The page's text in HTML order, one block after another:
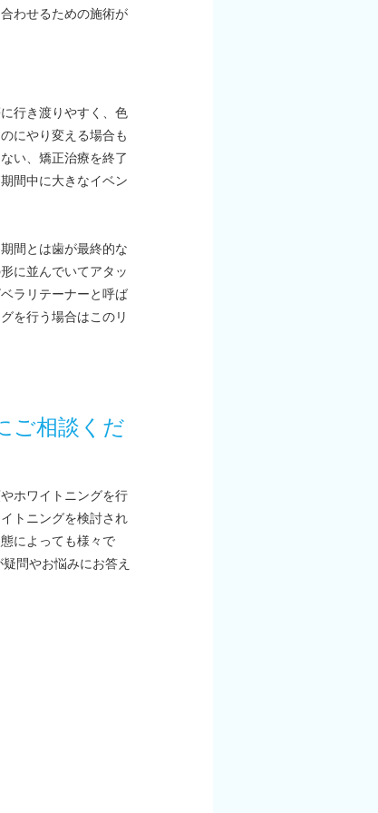
わせるための施術が
行き渡りやすく、色
にやり変える場合も
い、矯正治療を終了
間中に大きなイベン
間とは歯が最終的な
に並んでいてアタッ
ラリテーナーと呼ば
を行う場合はこのリ
ご相談くだ
ホワイトニングを行
トニングを検討され
によっても様々で
問やお悩みにお答え